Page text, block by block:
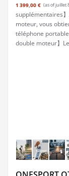
1 399,00 € (as of juillet
supplémentaires
moteur, vous
téléphone
double moteur】